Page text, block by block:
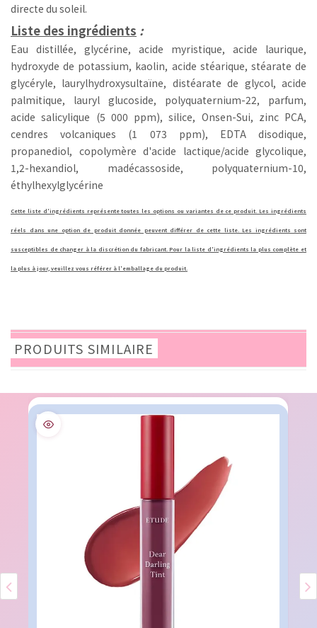
directe du soleil.
Liste des ingrédients :
Eau distillée, glycérine, acide myristique, acide laurique,
hydroxyde de potassium, kaolin, acide stéarique, stéarate de
glycéryle, laurylhydroxysultaïne, distéarate de glycol, acide
palmitique, lauryl glucoside, polyquaternium-22, parfum,
acide salicylique (5 000 ppm), silice, Onsen-Sui, zinc PCA,
cendres volcaniques (1 073 ppm), EDTA disodique,
propanediol, copolymère d'acide lactique/acide glycolique,
1,2-hexandiol, madécassoside, polyquaternium-10,
éthylhexylglycérine
Cette liste d'ingrédients représente toutes les options ou variantes de ce produit. Les ingrédients
réels dans une option de produit donnée peuvent différer de cette liste. Les ingrédients sont
susceptibles de changer à la discrétion du fabricant. Pour la liste d'ingrédients la plus complète et
la plus à jour, veuillez vous référer à l'emballage du produit.
PRODUITS SIMILAIRE